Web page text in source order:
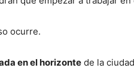
ocurre.
en el horizonte de la